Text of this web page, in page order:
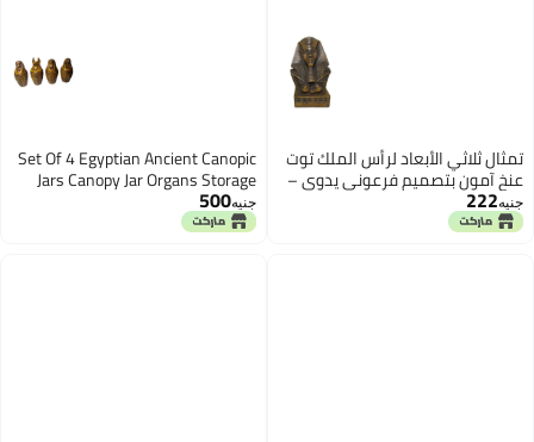
لرأس الملك توت
فرعوني يدوي –
من الحضارة
Set Of 4 Egyptian Ancient Canopic
Jars Canopy Jar Organs Storage
Statue Statues Pharaoh Pharaohs
500